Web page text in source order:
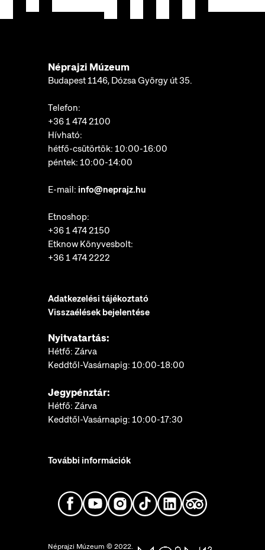
Néprajzi Múzeum
Budapest 1146, Dózsa György út 35.
Telefon:
+36 1 474 2100
Hívható:
hétfő-csütörtök: 10:00-16:00
péntek: 10:00-14:00
E-mail: info@neprajz.hu
Etnoshop:
+36 1 474 2150
Etknow Könyvesbolt:
+36 1 474 2222
Adatkezelési tájékoztató
Visszaélések bejelentése
Nyitvatartás:
Hétfő: Zárva
Keddtől-Vasárnapig: 10:00-18:00
Jegypénztár:
Hétfő: Zárva
Keddtől-Vasárnapig: 10:00-17:30
További információk
Néprajzi Múzeum © 2022.